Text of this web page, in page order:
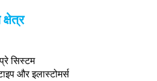
सिस्टम
और इलास्टोमर्स